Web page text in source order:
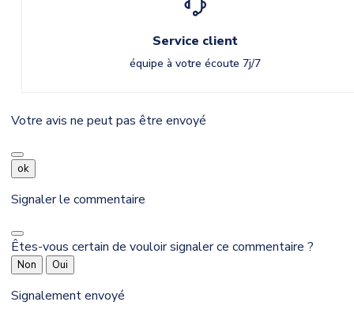
Service client
équipe à votre écoute 7j/7
Votre avis ne peut pas être envoyé
ok
Signaler le commentaire
Êtes-vous certain de vouloir signaler ce commentaire ?
Non Oui
Signalement envoyé